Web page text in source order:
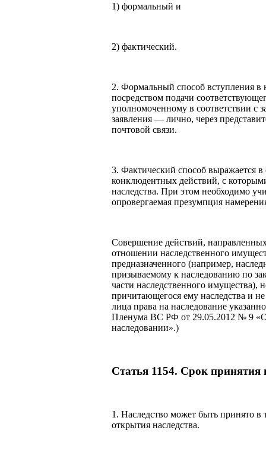
1) формальный и
2) фактический.
2. Формальный способ вступления в
посредством подачи
уполномоченному в соответствии с
заявления — лично, через
почтовой связи.
3. Фактический способ выражается
конклюдентных действий, с
наследства. При этом необходимо
опровергаемая презумпция
Совершение действий,
отношении наследственного
предназначенного (например,
призываемому к наследованию по
части наследственного имущества),
причитающегося ему наследства и
лица права на наследование
Пленума ВС РФ от 29.05.2012 № 9 «О
наследовании».)
Статья 1154. Срок принятия
1. Наследство может быть принято в
открытия наследства.